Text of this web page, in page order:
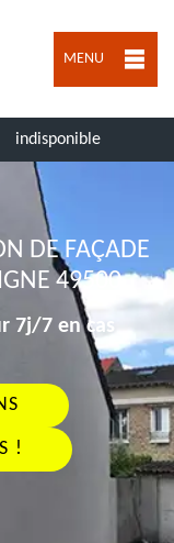
MENU
indisponible
DE FAÇADE
49500
7j/7 en cas
!